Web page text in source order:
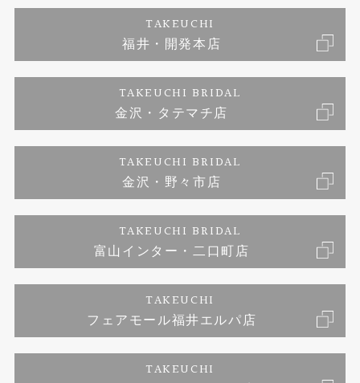
エタニティリング
婚約ネックレス
アフターメンテナンス
富山指輪工房｜手作りペアリング
富山指輪工房｜手作り結婚指輪 and 婚約指輪
富山指輪工房｜手作り婚約指輪プロポーズプラン
お問い合わせ
プライバシーポリシー
TAKEUCHI
福井・開発本店
TAKEUCHI BRIDAL
金沢・タテマチ店
TAKEUCHI BRIDAL
金沢・野々市店
TAKEUCHI BRIDAL
富山インター・二口町店
TAKEUCHI
フェアモール福井エルパ店
TAKEUCHI